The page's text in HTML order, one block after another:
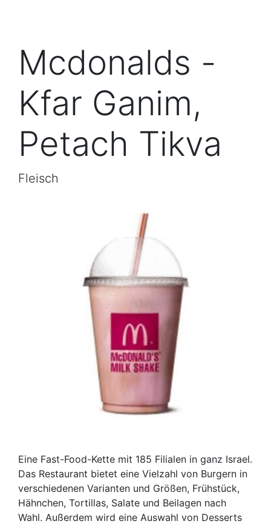
Mcdonalds -
Kfar Ganim,
Petach Tikva
Fleisch
Eine Fast-Food-Kette mit 185 Filialen in ganz Israel.
Das Restaurant bietet eine Vielzahl von Burgern in
verschiedenen Varianten und Größen, Frühstück,
Hähnchen, Tortillas, Salate und Beilagen nach
Wahl. Außerdem wird eine Auswahl von Desserts